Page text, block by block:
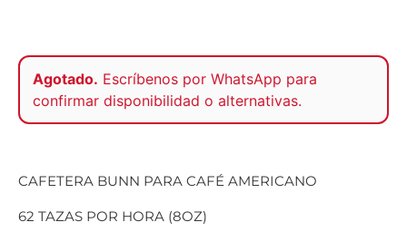
Agotado. Escríbenos por WhatsApp para
confirmar disponibilidad o alternativas.
CAFETERA BUNN PARA CAFÉ AMERICANO
62 TAZAS POR HORA (8OZ)